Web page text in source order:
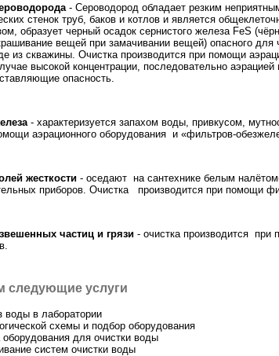
- Сероводород обладает резким
стенок труб, баков и котлов и является
образует черный осадок сернистого железа FeS
вещей при замачивании вещей) опасного для
из скважины. Очистка производится при помощи
высокой концентрации, последовательно
опасность.
- характеризуется запахом воды, привкусом,
аэрационного оборудования и «фильтров-
жесткости - оседают на сантехнике белым
приборов. Очистка производится при помощи
частиц и грязи - очистка производится при
следующие услуги
воды в лаборатории
схемы и подбор оборудования
для очистки воды
систем очистки воды